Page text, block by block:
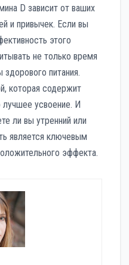
D зависит от ваших
и привычек. Если вы
этого
не только время
питания.
которая содержит
усвоение. И
ли вы утренний или
является ключевым
эффекта.